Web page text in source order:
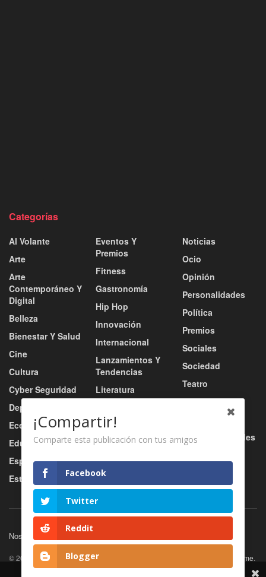
Categorías
Al Volante
Arte
Arte
Contemporáneo Y
Digital
Belleza
Bienestar Y Salud
Cine
Cultura
Cyber Seguridad
Deportes
Economía
Educación
Esports
Estilo De Vida
Eventos Y
Premios
Fitness
Gastronomía
Hip Hop
Innovación
Internacional
Lanzamientos Y
Tendencias
Literatura
Música
Música Urbana
Nacional
Negocio
Noticias
Ocio
Opinión
Personalidades
Política
Premios
Sociales
Sociedad
Teatro
Tecnología
Tv / Radio / Redes
Nosotros
© 2026 JNews - Premium WordPress news & magazine theme by Jegtheme.
¡Compartir!
Comparte esta publicación con tus amigos
Facebook
Twitter
Reddit
Blogger